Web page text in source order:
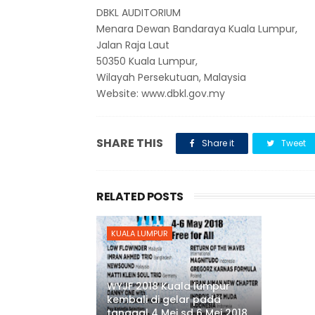
DBKL AUDITORIUM
Menara Dewan Bandaraya Kuala Lumpur,
Jalan Raja Laut
50350 Kuala Lumpur,
Wilayah Persekutuan, Malaysia
Website: www.dbkl.gov.my
SHARE THIS Share it Tweet
RELATED POSTS
KUALA LUMPUR
WYJF 2018 Kuala lumpur
kembali di gelar pada